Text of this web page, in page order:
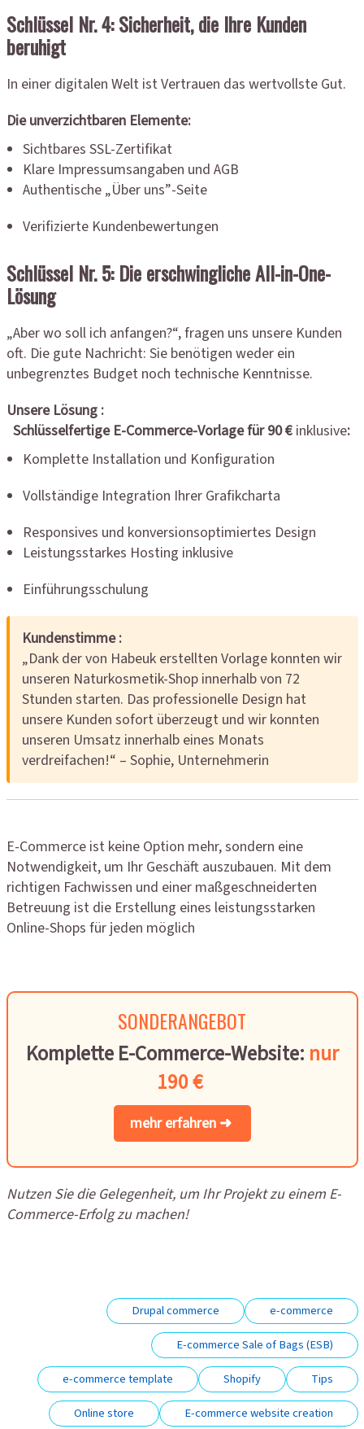
Schlüssel Nr. 4: Sicherheit, die Ihre Kunden
beruhigt
In einer digitalen Welt ist Vertrauen das wertvollste Gut.
Die unverzichtbaren Elemente:
Sichtbares SSL-Zertifikat
Klare Impressumsangaben und AGB
Authentische „Über uns”-Seite
Verifizierte Kundenbewertungen
Schlüssel Nr. 5: Die erschwingliche All-in-One-
Lösung
„Aber wo soll ich anfangen?“, fragen uns unsere Kunden
oft. Die gute Nachricht: Sie benötigen weder ein
unbegrenztes Budget noch technische Kenntnisse.
Unsere Lösung :
Schlüsselfertige E-Commerce-Vorlage für 90 €inklusive:
Komplette Installation und Konfiguration
Vollständige Integration Ihrer Grafikcharta
Responsives und konversionsoptimiertes Design
Leistungsstarkes Hosting inklusive
Einführungsschulung
Kundenstimme :
„Dank der von Habeuk erstellten Vorlage konnten wir
unseren Naturkosmetik-Shop innerhalb von 72
Stunden starten. Das professionelle Design hat
unsere Kunden sofort überzeugt und wir konnten
unseren Umsatz innerhalb eines Monats
verdreifachen!“ – Sophie, Unternehmerin
E-Commerce ist keine Option mehr, sondern eine
Notwendigkeit, um Ihr Geschäft auszubauen. Mit dem
richtigen Fachwissen und einer maßgeschneiderten
Betreuung ist die Erstellung eines leistungsstarken
Online-Shops für jeden möglich
SONDERANGEBOT
Komplette E-Commerce-Website: nur
190 €
mehr erfahren ➜
Nutzen Sie die Gelegenheit, um Ihr Projekt zu einem E-
Commerce-Erfolg zu machen!
Drupal commerce
e-commerce
E-commerce Sale of Bags (ESB)
e-commerce template
Shopify
Tips
Online store
E-commerce website creation